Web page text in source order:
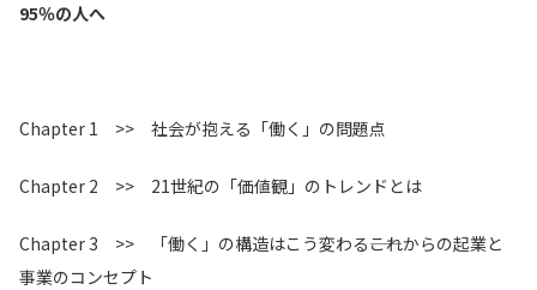
95％の人へ
Chapter 1 >> 社会が抱える「働く」の問題点
Chapter 2 >> 21世紀の「価値観」のトレンドとは
Chapter 3 >> 「働く」の構造はこう変わる――これからの起業と
事業のコンセプト